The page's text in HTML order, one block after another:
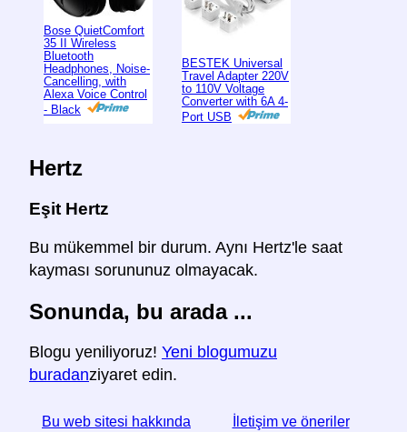
Bose QuietComfort
35 II Wireless
Bluetooth
Headphones, Noise-
Cancelling, with
Alexa Voice Control
- Black
BESTEK Universal
Travel Adapter 220V
to 110V Voltage
Converter with 6A 4-
Port USB
Hertz
Eşit Hertz
Bu mükemmel bir durum. Aynı Hertz'le saat
kayması sorununuz olmayacak.
Sonunda, bu arada ...
Blogu yeniliyoruz! Yeni blogumuzu
buradanziyaret edin.
Bu web sitesi hakkında İletişim ve öneriler